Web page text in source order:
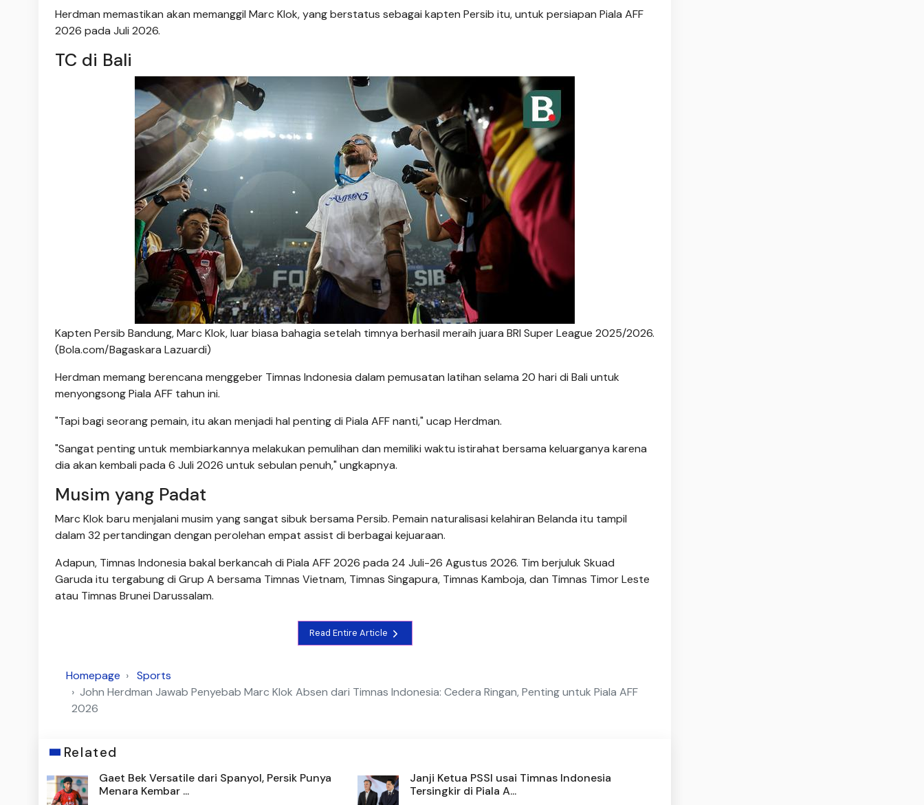
Herdman memastikan akan memanggil Marc Klok, yang berstatus sebagai kapten Persib itu, untuk persiapan Piala AFF
2026 pada Juli 2026.
TC di Bali
Kapten Persib Bandung, Marc Klok, luar biasa bahagia setelah timnya berhasil meraih juara BRI Super League 2025/2026.
(Bola.com/Bagaskara Lazuardi)
Herdman memang berencana menggeber Timnas Indonesia dalam pemusatan latihan selama 20 hari di Bali untuk
menyongsong Piala AFF tahun ini.
"Tapi bagi seorang pemain, itu akan menjadi hal penting di Piala AFF nanti," ucap Herdman.
"Sangat penting untuk membiarkannya melakukan pemulihan dan memiliki waktu istirahat bersama keluarganya karena
dia akan kembali pada 6 Juli 2026 untuk sebulan penuh," ungkapnya.
Musim yang Padat
Marc Klok baru menjalani musim yang sangat sibuk bersama Persib. Pemain naturalisasi kelahiran Belanda itu tampil
dalam 32 pertandingan dengan perolehan empat assist di berbagai kejuaraan.
Adapun, Timnas Indonesia bakal berkancah di Piala AFF 2026 pada 24 Juli-26 Agustus 2026. Tim berjuluk Skuad
Garuda itu tergabung di Grup A bersama Timnas Vietnam, Timnas Singapura, Timnas Kamboja, dan Timnas Timor Leste
atau Timnas Brunei Darussalam.
Read Entire Article
Homepage
Sports
John Herdman Jawab Penyebab Marc Klok Absen dari Timnas Indonesia: Cedera Ringan, Penting untuk Piala AFF
2026
Related
Gaet Bek Versatile dari Spanyol, Persik Punya
Menara Kembar ...
Janji Ketua PSSI usai Timnas Indonesia
Tersingkir di Piala A...